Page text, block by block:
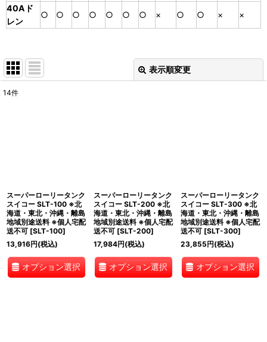
40Aド
レン
○ ○ ○ ○ ○ ○ ○ × ○ ○ × ×
表示順変更
14件
スーパーローリータンク
スイコー SLT-100 ※北
海道・東北・沖縄・離島
地域別途送料 ※個人宅配
送不可 [SLT-100]
13,916円(税込)
オプション選択
スーパーローリータンク
スイコー SLT-200 ※北
海道・東北・沖縄・離島
地域別途送料 ※個人宅配
送不可 [SLT-200]
17,984円(税込)
オプション選択
スーパーローリータンク
スイコー SLT-300 ※北
海道・東北・沖縄・離島
地域別途送料 ※個人宅配
送不可 [SLT-300]
23,855円(税込)
オプション選択